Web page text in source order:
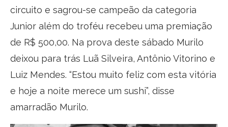
circuito e sagrou-se campeão da categoria
Junior além do troféu recebeu uma premiação
de R$ 500,00. Na prova deste sábado Murilo
deixou para trás Luã Silveira, Antônio Vitorino e
Luiz Mendes. “Estou muito feliz com esta vitória
e hoje a noite merece um sushi”, disse
amarradão Murilo.